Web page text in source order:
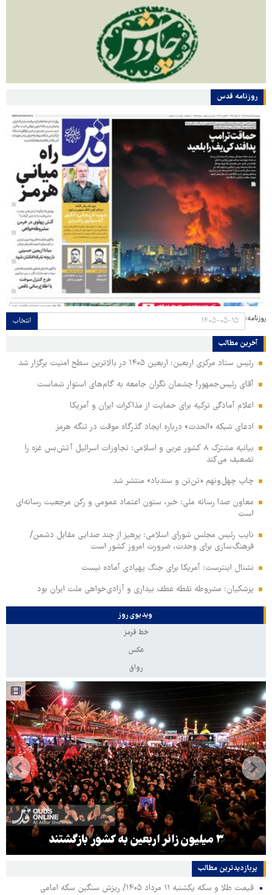
روزنامه قدس
روزنامه: انتخاب
آخرین مطالب
رئیس ستاد مرکزی اربعین: اربعین ۱۴۰۵ در بالاترین سطح امنیت برگزار شد
آقای رئیس‌جمهور! چشمان نگران جامعه به گام‌های استوار شماست
اعلام آمادگی ترکیه برای حمایت از مذاکرات ایران و آمریکا
ادعای شبکه «الحدث» درباره ایجاد گذرگاه موقت در تنگه هرمز
بیانیه مشترک ۸ کشور عربی و اسلامی: تجاوزات اسرائیل آتش‌بس غزه را
تضعیف می‌کند
چاپ چهل‌ونهم «تن‌تن و سندباد» منتشر شد
معاون صدا رسانه ملی: خبر، ستون اعتماد عمومی و رکن مرجعیت رسانه‌ای
است
نایب رئیس مجلس شورای اسلامی: پرهیز از چند صدایی مقابل دشمن/
فرهنگ‌سازی برای وحدت، ضرورت امروز کشور است
نشنال اینترست: آمریکا برای جنگ پهپادی آماده نیست
پزشکیان: مشروطه نقطه عطف بیداری و آزادی‌خواهی ملت ایران بود
ویدیوی روز
خط قرمز
عکس
رواق
۳ میلیون زائر اربعین به کشور بازگشتند
پربازدیدترین‌ مطالب
قیمت طلا و سکه یکشنبه ۱۱ مرداد ۱۴۰۵/ ریزش سنگین سکه امامی